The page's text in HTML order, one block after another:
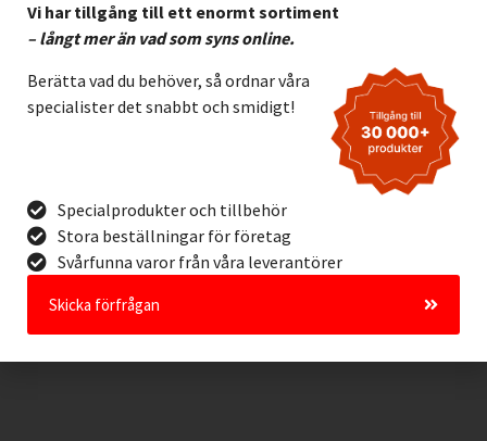
Vinyl Brady B595 GUL,
29mm
2.135,00
Lägg I Kundvagn
Offertförfrågan
Vi har tillgång till ett enormt sortiment
– långt mer än vad som syns online.
Berätta vad du behöver, så ordnar våra
specialister det snabbt och smidigt!
Specialprodukter och tillbehör
Stora beställningar för företag
Svårfunna varor från våra leverantörer
Skicka förfrågan